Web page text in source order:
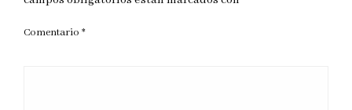
Comentario *